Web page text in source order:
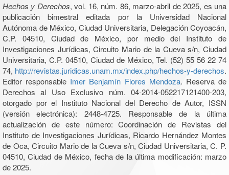
Hechos y Derechos, vol. 16, núm. 86, marzo-abril de 2025, es una
publicación bimestral editada por la Universidad Nacional
Autónoma de México, Ciudad Universitaria, Delegación Coyoacán,
C.P. 04510, Ciudad de México, por medio del Instituto de
Investigaciones Jurídicas, Circuito Mario de la Cueva s/n, Ciudad
Universitaria, C.P. 04510, Ciudad de México, Tel. (52) 55 56 22 74
74, http://revistas.juridicas.unam.mx/index.php/hechos-y-derechos.
Editor responsable Imer Benjamín Flores Mendoza. Reserva de
Derechos al Uso Exclusivo núm. 04-2014-052217121400-203,
otorgado por el Instituto Nacional del Derecho de Autor, ISSN
(versión electrónica): 2448-4725. Responsable de la última
actualización de este número: Coordinación de Revistas del
Instituto de Investigaciones Jurídicas, Ricardo Hernández Montes
de Oca, Circuito Mario de la Cueva s/n, Ciudad Universitaria, C. P.
04510, Ciudad de México, fecha de la última modificación: marzo
de 2025.